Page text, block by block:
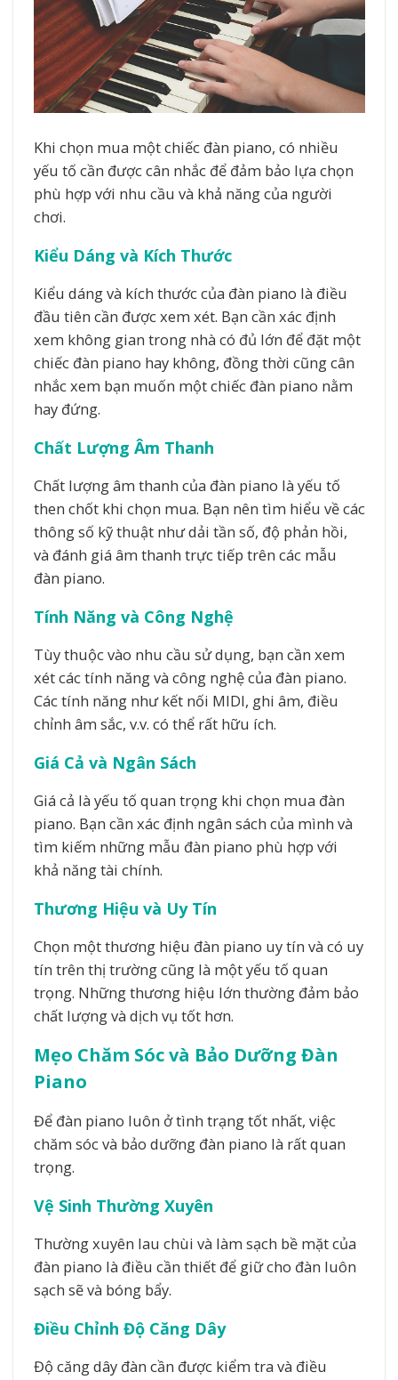
Khi chọn mua một chiếc đàn piano, có nhiều
yếu tố cần được cân nhắc để đảm bảo lựa chọn
phù hợp với nhu cầu và khả năng của người
chơi.
Kiểu Dáng và Kích Thước
Kiểu dáng và kích thước của đàn piano là điều
đầu tiên cần được xem xét. Bạn cần xác định
xem không gian trong nhà có đủ lớn để đặt một
chiếc đàn piano hay không, đồng thời cũng cân
nhắc xem bạn muốn một chiếc đàn piano nằm
hay đứng.
Chất Lượng Âm Thanh
Chất lượng âm thanh của đàn piano là yếu tố
then chốt khi chọn mua. Bạn nên tìm hiểu về các
thông số kỹ thuật như dải tần số, độ phản hồi,
và đánh giá âm thanh trực tiếp trên các mẫu
đàn piano.
Tính Năng và Công Nghệ
Tùy thuộc vào nhu cầu sử dụng, bạn cần xem
xét các tính năng và công nghệ của đàn piano.
Các tính năng như kết nối MIDI, ghi âm, điều
chỉnh âm sắc, v.v. có thể rất hữu ích.
Giá Cả và Ngân Sách
Giá cả là yếu tố quan trọng khi chọn mua đàn
piano. Bạn cần xác định ngân sách của mình và
tìm kiếm những mẫu đàn piano phù hợp với
khả năng tài chính.
Thương Hiệu và Uy Tín
Chọn một thương hiệu đàn piano uy tín và có uy
tín trên thị trường cũng là một yếu tố quan
trọng. Những thương hiệu lớn thường đảm bảo
chất lượng và dịch vụ tốt hơn.
Mẹo Chăm Sóc và Bảo Dưỡng Đàn
Piano
Để đàn piano luôn ở tình trạng tốt nhất, việc
chăm sóc và bảo dưỡng đàn piano là rất quan
trọng.
Vệ Sinh Thường Xuyên
Thường xuyên lau chùi và làm sạch bề mặt của
đàn piano là điều cần thiết để giữ cho đàn luôn
sạch sẽ và bóng bẩy.
Điều Chỉnh Độ Căng Dây
Độ căng dây đàn cần được kiểm tra và điều